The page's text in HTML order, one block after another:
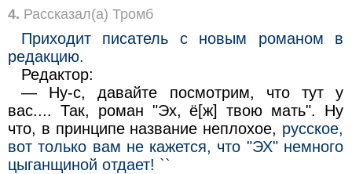
4. Рассказал(а) Тромб
Приходит писатель с новым романом в
редакцию.
Редактор:
— Ну-с, давайте посмотрим, что тут у
вас.... Так, роман "Эх, ё[ж] твою мать". Ну
что, в принципе название неплохое, русское,
вот только вам не кажется, что "ЭХ" немного
цыганщиной отдает! ``